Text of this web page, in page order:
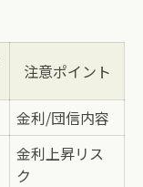
注意ポイント
金利/団信内容
金利上昇リス
ク